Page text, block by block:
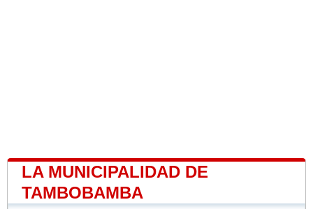
LA MUNICIPALIDAD DE
TAMBOBAMBA